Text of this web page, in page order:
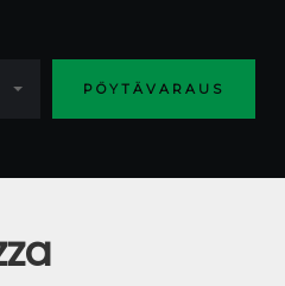
PÖYTÄVARAUS